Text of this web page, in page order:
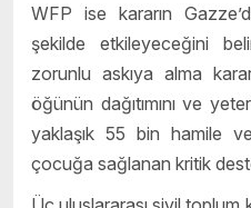
WFP ise kararın
şekilde etkileyeceğini
zorunlu askıya alma
öğünün dağıtımını ve
yaklaşık 55 bin hamile
çocuğa sağlanan kritik